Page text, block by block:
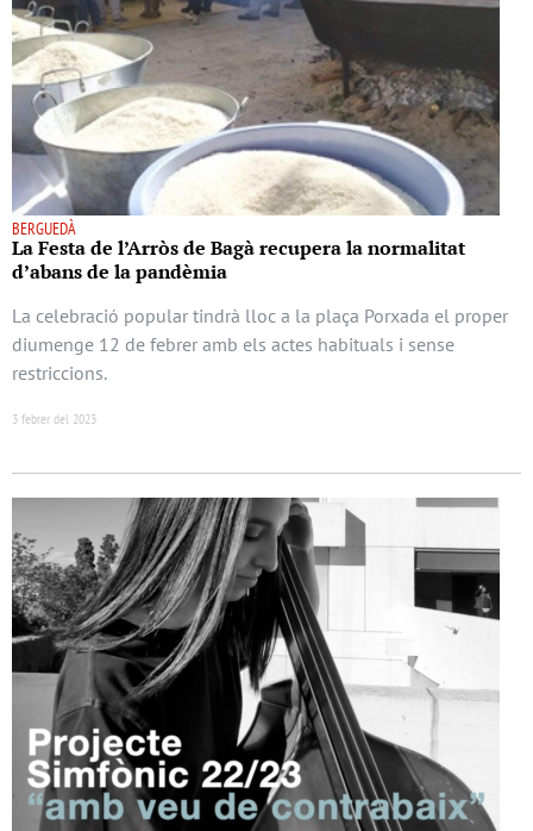
BERGUEDÀ
La Festa de l’Arròs de Bagà recupera la normalitat
d’abans de la pandèmia
La celebració popular tindrà lloc a la plaça Porxada el proper
diumenge 12 de febrer amb els actes habituals i sense
restriccions.
3 febrer del 2023